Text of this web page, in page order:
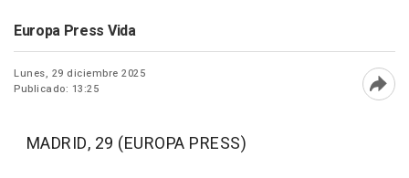
Europa Press Vida
Lunes, 29 diciembre 2025
Publicado: 13:25
MADRID, 29 (EUROPA PRESS)